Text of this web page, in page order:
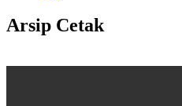
Arsip Cetak